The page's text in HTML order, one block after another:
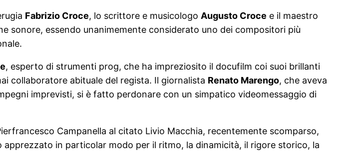
Fabrizio Croce, lo scrittore e musicologo Augusto Croce e il maestro
sonore, essendo unanimemente considerato uno dei compositori più
, esperto di strumenti prog, che ha impreziosito il docufilm coi suoi brillanti
collaboratore abituale del regista. Il giornalista Renato Marengo, che aveva
imprevisti, si è fatto perdonare con un simpatico videomessaggio di
Campanella al citato Livio Macchia, recentemente scomparso,
apprezzato in particolar modo per il ritmo, la dinamicità, il rigore storico, la